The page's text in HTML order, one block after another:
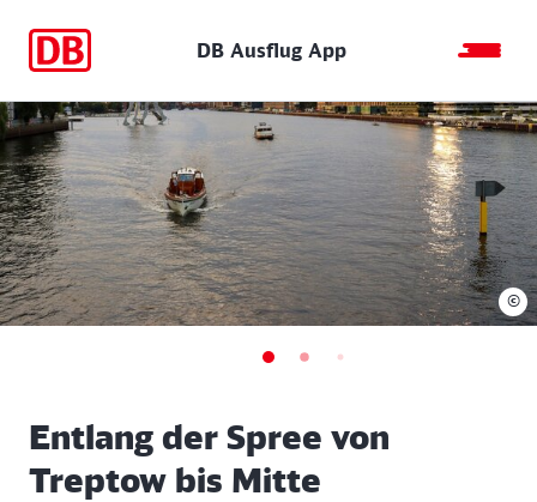
DB Ausflug App
Entlang der Spree von
Treptow bis Mitte
©